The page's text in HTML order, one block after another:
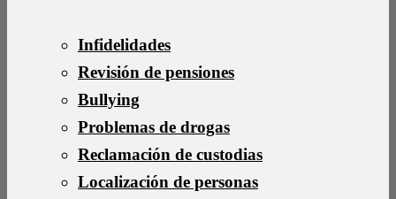
Infidelidades
Revisión de pensiones
Bullying
Problemas de drogas
Reclamación de custodias
Localización de personas